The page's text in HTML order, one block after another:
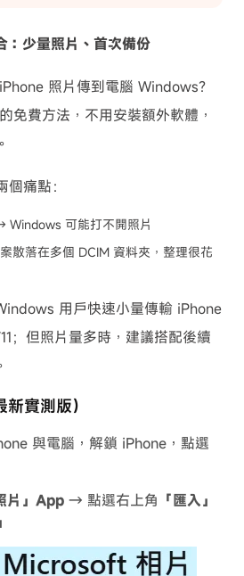
：少量照片、首次備份
照片傳到電腦 Windows？
免費方法，不用安裝額外軟體，
痛點：
Windows 可能打不開照片
散落在多個 DCIM 資料夾，整理很花
用戶快速小量傳輸 iPhone
；但照片量多時，建議搭配後續
實測版）
與電腦，解鎖 iPhone，點選
片」App → 點選右上角 「匯入」